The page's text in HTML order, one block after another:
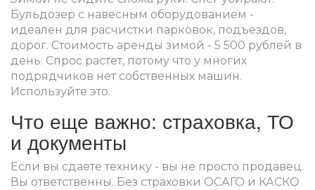
Бульдозер с навесным оборудованием -
идеален для расчистки парковок, подъездов,
дорог. Стоимость аренды зимой - 5 500 рублей в
день. Спрос растет, потому что у многих
подрядчиков нет собственных машин.
Используйте это.
Что еще важно: страховка, ТО
и документы
Если вы сдаете технику - вы не просто продавец.
Вы ответственны. Без страховки ОСАГО и КАСКО